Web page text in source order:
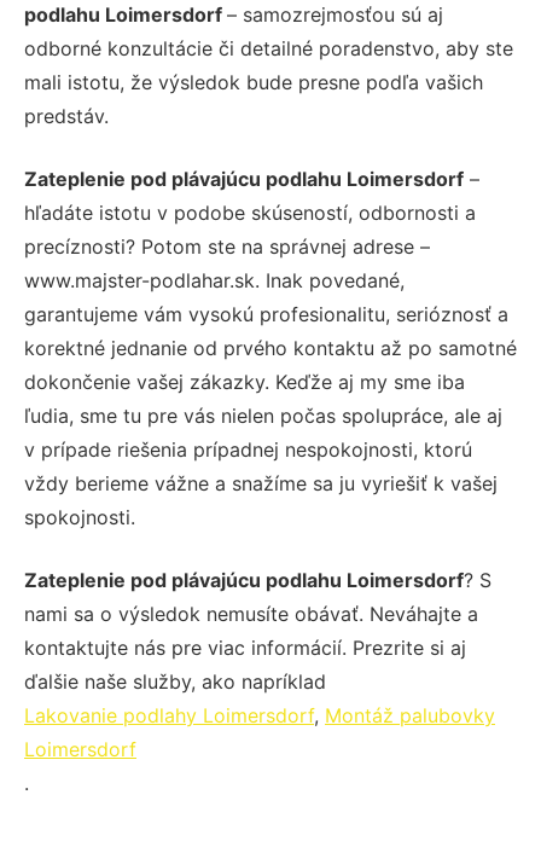
podlahu Loimersdorf – samozrejmosťou sú aj
odborné konzultácie či detailné poradenstvo, aby ste
mali istotu, že výsledok bude presne podľa vašich
predstáv.
Zateplenie pod plávajúcu podlahu Loimersdorf –
hľadáte istotu v podobe skúseností, odbornosti a
precíznosti? Potom ste na správnej adrese –
www.majster-podlahar.sk. Inak povedané,
garantujeme vám vysokú profesionalitu, serióznosť a
korektné jednanie od prvého kontaktu až po samotné
dokončenie vašej zákazky. Keďže aj my sme iba
ľudia, sme tu pre vás nielen počas spolupráce, ale aj
v prípade riešenia prípadnej nespokojnosti, ktorú
vždy berieme vážne a snažíme sa ju vyriešiť k vašej
spokojnosti.
Zateplenie pod plávajúcu podlahu Loimersdorf? S
nami sa o výsledok nemusíte obávať. Neváhajte a
kontaktujte nás pre viac informácií. Prezrite si aj
ďalšie naše služby, ako napríklad
Lakovanie podlahy Loimersdorf, Montáž palubovky
Loimersdorf
.